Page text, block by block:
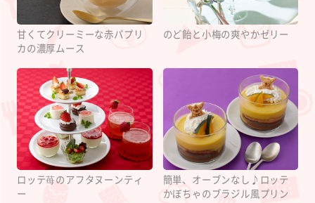
甘くてクリーミーな赤パプリ
カの濃厚ムース
のど飴と小梅の爽やかゼリー
ロッテ苺のアフタヌーンティ
ー
簡単、オーブンなし♪ロッテ
かぼちゃのブラジル風プリン